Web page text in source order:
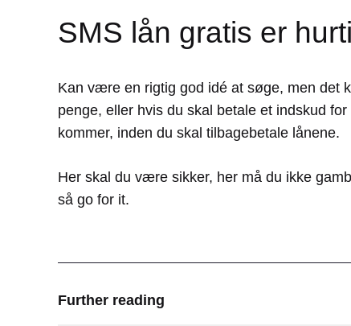
SMS lån gratis er
Kan være en rigtig god idé at søge, men det
penge, eller hvis du skal betale et indskud
kommer, inden du skal tilbagebetale lånene.
Her skal du være sikker, her må du ikke
så go for it.
Further reading